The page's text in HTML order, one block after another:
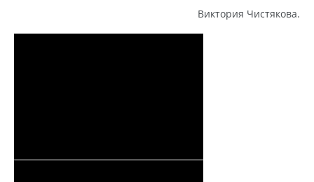
Виктория Чистякова.